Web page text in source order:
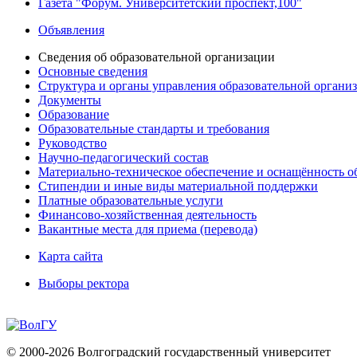
Газета "Форум. Университетский проспект,100"
Объявления
Сведения об образовательной организации
Основные сведения
Структура и органы управления образовательной
Документы
Образование
Образовательные стандарты и требования
Руководство
Научно-педагогический состав
Материально-техническое обеспечение и оснащённость
Стипендии и иные виды материальной поддержки
Платные образовательные услуги
Финансово-хозяйственная деятельность
Вакантные места для приема (перевода)
Карта сайта
Выборы ректора
© 2000-2026 Волгоградский государственный университет